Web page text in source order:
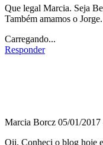
Que legal Marcia. Seja
Também amamos o
Carregando...
Responder
Marcia Borcz 05/01/2017
Oii. Conheci o blog hoje